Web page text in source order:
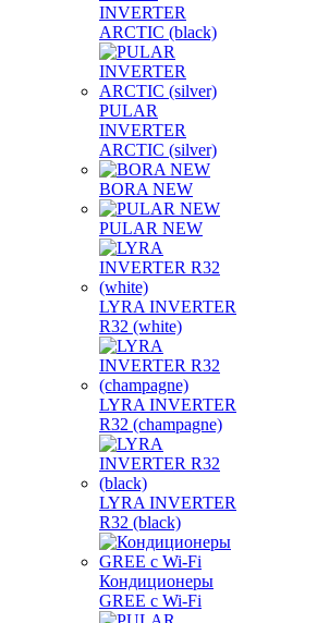
INVERTER
ARCTIC (black)
PULAR
INVERTER
ARCTIC (silver)
BORA NEW
PULAR NEW
LYRA INVERTER
R32 (white)
LYRA INVERTER
R32 (champagne)
LYRA INVERTER
R32 (black)
Кондиционеры
GREE с Wi-Fi